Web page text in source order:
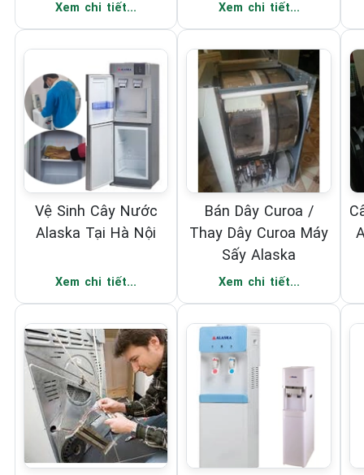
Xem chi tiết... Xem chi tiết...
Vệ Sinh Cây Nước
Alaska Tại Hà Nội
Xem chi tiết...
Bán Dây Curoa /
Thay Dây Curoa Máy
Sấy Alaska
Xem chi tiết...